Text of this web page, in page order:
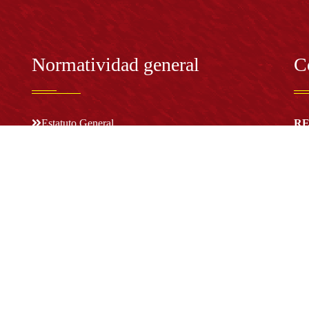
Normatividad general
Estatuto General